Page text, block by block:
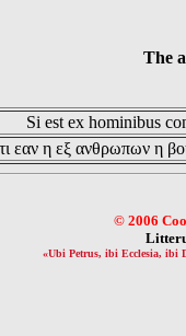
The
Si est ex hominibus
εαν η εξ ανθρωπων η
© 2006
«Ubi Petrus, ibi Ecclesia, ibi